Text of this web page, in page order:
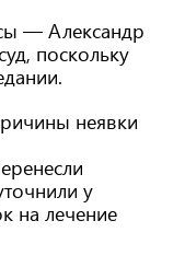
— Александр
поскольку
неявки
у
на лечение